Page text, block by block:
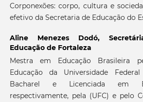
Corponexões: corpo, cultura e
efetivo da Secretaria de Educação do
Aline Menezes Dodó,
Educação de Fortaleza
Mestra em Educação Brasileira
Educação da Universidade
Bacharel e Licenciada em
respectivamente, pela (UFC) e pelo